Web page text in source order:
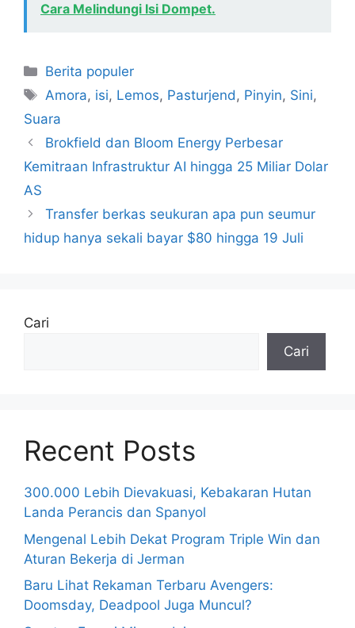
Cara Melindungi Isi Dompet.
Kategori
Berita populer
Tag
Amora, isi, Lemos, Pasturjend, Pinyin, Sini,
Suara
Brokfield dan Bloom Energy Perbesar
Kemitraan Infrastruktur AI hingga 25 Miliar Dolar
AS
Transfer berkas seukuran apa pun seumur
hidup hanya sekali bayar $80 hingga 19 Juli
Cari
Cari
Recent Posts
300.000 Lebih Dievakuasi, Kebakaran Hutan
Landa Perancis dan Spanyol
Mengenal Lebih Dekat Program Triple Win dan
Aturan Bekerja di Jerman
Baru Lihat Rekaman Terbaru Avengers:
Doomsday, Deadpool Juga Muncul?